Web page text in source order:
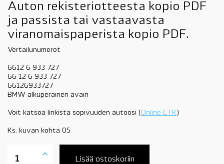
Auton rekisteriotteesta kopio PDF
ja passista tai vastaavasta
viranomaispaperista kopio PDF.
Vertailunumerot
6612 6 933 727
66 12 6 933 727
66126933727
BMW alkuperäinen avain
Voit katsoa linkistä sopivuuden autoosi ( Online ETK )
Ks. kuvan kohta 05
BMW
Lisää ostoskoriin